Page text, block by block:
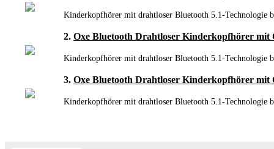
Kinderkopfhörer mit drahtloser Bluetooth 5.1-Technologie
2. Oxe Bluetooth Drahtloser Kinderkopfhörer mit
Kinderkopfhörer mit drahtloser Bluetooth 5.1-Technologie
3. Oxe Bluetooth Drahtloser Kinderkopfhörer mit
Kinderkopfhörer mit drahtloser Bluetooth 5.1-Technologie